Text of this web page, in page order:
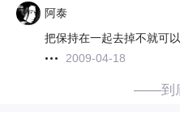
阿泰
把保持在一起去掉不就可
2009-04-18
——到